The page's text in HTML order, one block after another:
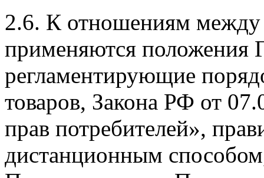
2.6. К отношениям
применяются положения
регламентирующие
товаров, Закона РФ от
прав потребителей»,
дистанционным